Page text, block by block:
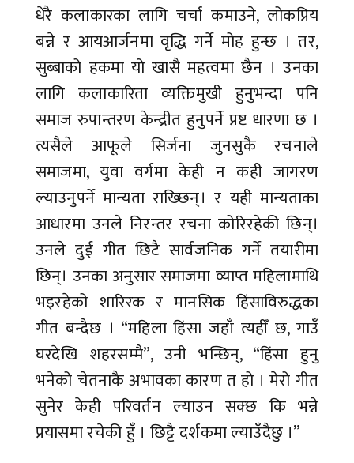
धेरै कलाकारका लागि चर्चा कमाउने, लोकप्रिय
बन्ने र आयआर्जनमा वृद्धि गर्ने मोह हुन्छ । तर,
सुब्बाको हकमा यो खासै महत्वमा छैन । उनका
लागि कलाकारिता व्यक्तिमुखी हुनुभन्दा पनि
समाज रुपान्तरण केन्द्रीत हुनुपर्ने प्रष्ट धारणा छ ।
त्यसैले आफूले सिर्जना जुनसुकै रचनाले
समाजमा, युवा वर्गमा केही न कही जागरण
ल्याउनुपर्ने मान्यता राख्छिन्। र यही मान्यताका
आधारमा उनले निरन्तर रचना कोरिरहेकी छिन्।
उनले दुई गीत छिटै सार्वजनिक गर्ने तयारीमा
छिन्। उनका अनुसार समाजमा व्याप्त महिलामाथि
भइरहेको शारिरक र मानसिक हिंसाविरुद्धका
गीत बन्दैछ । “महिला हिंसा जहाँ त्यहीँ छ, गाउँ
घरदेखि शहरसम्मै”, उनी भन्छिन्, “हिंसा हुनु
भनेको चेतनाकै अभावका कारण त हो । मेरो गीत
सुनेर केही परिवर्तन ल्याउन सक्छ कि भन्ने
प्रयासमा रचेकी हुँ । छिट्टै दर्शकमा ल्याउँदैछु ।”